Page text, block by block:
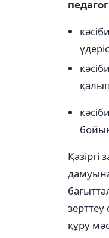
зерттеу
құру